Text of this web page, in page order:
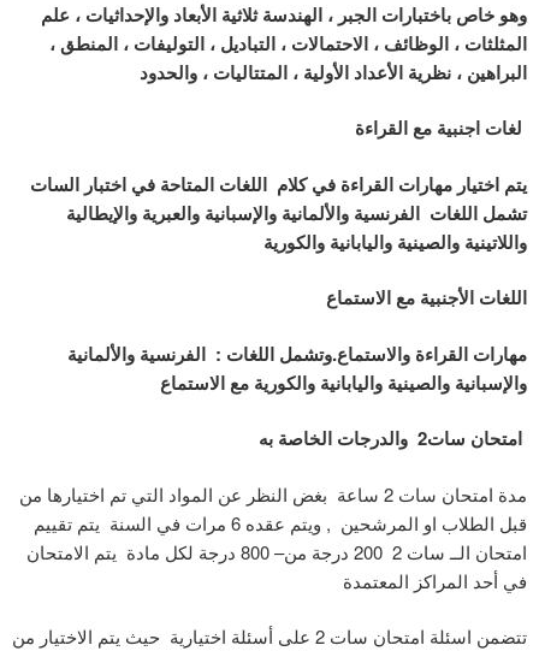
وهو خاص باختبارات الجبر ، الهندسة ثلاثية الأبعاد والإحداثيات ، علم
المثلثات ، الوظائف ، الاحتمالات ، التباديل ، التوليفات ، المنطق ،
البراهين ، نظرية الأعداد الأولية ، المتتاليات ، والحدود
لغات اجنبية مع القراءة
يتم اختيار مهارات القراءة في كلام اللغات المتاحة في اختبار السات
تشمل اللغات الفرنسية والألمانية والإسبانية والعبرية والإيطالية
واللاتينية والصينية واليابانية والكورية
اللغات الأجنبية مع الاستماع
مهارات القراءة والاستماع.وتشمل اللغات : الفرنسية والألمانية
والإسبانية والصينية واليابانية والكورية مع الاستماع
مدة امتحان سات 2 ساعة بغض النظر عن المواد التي تم اختيارها من
قبل الطلاب او المرشحين , ويتم عقده 6 مرات في السنة يتم تقييم
امتحان الــ سات 2 200 درجة من– 800 درجة لكل مادة يتم الامتحان
في أحد المراكز المعتمدة
تتضمن اسئلة امتحان سات 2 على أسئلة اختيارية حيث يتم الاختيار من